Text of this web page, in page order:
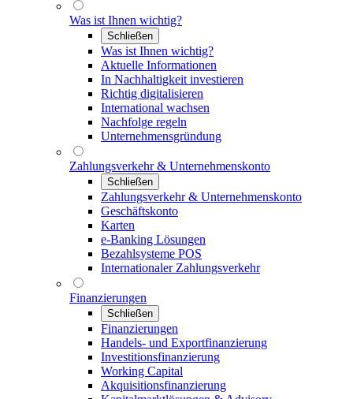
Was ist Ihnen wichtig?
Schließen
Was ist Ihnen wichtig?
Aktuelle Informationen
In Nachhaltigkeit investieren
Richtig digitalisieren
International wachsen
Nachfolge regeln
Unternehmensgründung
Zahlungsverkehr & Unternehmenskonto
Schließen
Zahlungsverkehr & Unternehmenskonto
Geschäftskonto
Karten
e-Banking Lösungen
Bezahlsysteme POS
Internationaler Zahlungsverkehr
Finanzierungen
Schließen
Finanzierungen
Handels- und Exportfinanzierung
Investitionsfinanzierung
Working Capital
Akquisitionsfinanzierung